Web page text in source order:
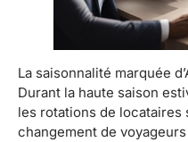
La saisonnalité marquée
Durant la haute saison
les rotations de locataires
changement de